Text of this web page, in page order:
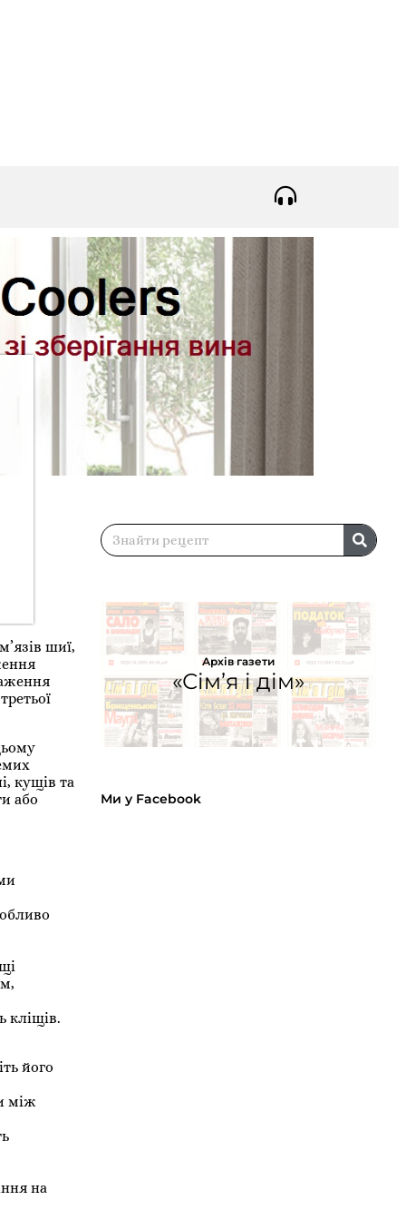
шиї,
кущів та
або
кліщів.
його
між
на
Архів газети
«Сім’я і дім»
Ми у Facebook